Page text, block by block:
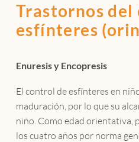
Trastornos
esfínteres
Enuresis y Encopresis
El control de esfínteres en
maduración, por lo que su
niño. Como edad orientativa,
los cuatro años por norma